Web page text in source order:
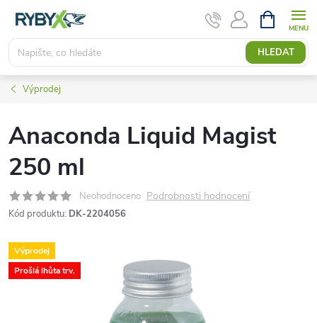
obsah
HLEDAT
NÁKUPNÍ
KOŠÍK
Výprodej
Anaconda Liquid Magist
250 ml
Neohodnoceno Podrobnosti hodnocení
Kód produktu: DK-2204056
Výprodej
Prošlá lhůta trv.